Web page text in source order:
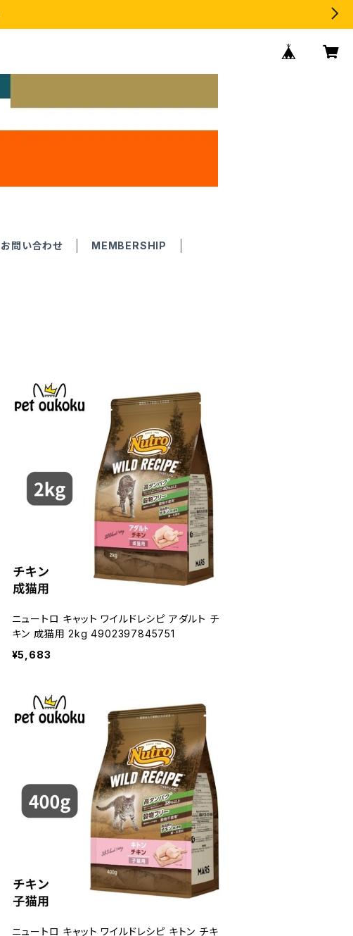
お問い合わせ MEMBERSHIP
ニュートロ キャット ワイルドレシピ アダルト チ
キン 成猫用 2kg 4902397845751
¥5,683
ニュートロ キャット ワイルドレシピ キトン チキ